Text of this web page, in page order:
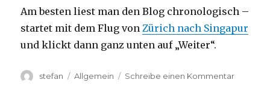
Am besten liest man den Blog chronologisch –
startet mit dem Flug vonZürich nach Singapur
und klickt dann ganz unten auf „Weiter“.
Autor
stefan Kategorien
Allgemein Schreibe einen Kommentarzu